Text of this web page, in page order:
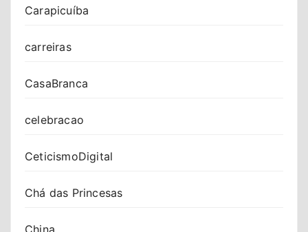
Carapicuíba
carreiras
CasaBranca
celebracao
CeticismoDigital
Chá das Princesas
China